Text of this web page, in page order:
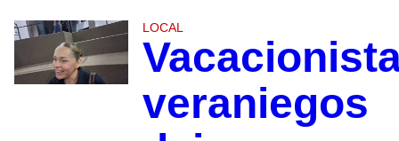
LOCAL
veraniegos